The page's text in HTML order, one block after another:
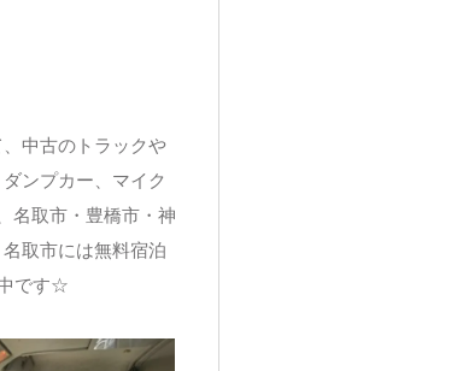
中古のトラックや
ンプカー、マイク
名取市・豊橋市・神
取市には無料宿泊
です☆